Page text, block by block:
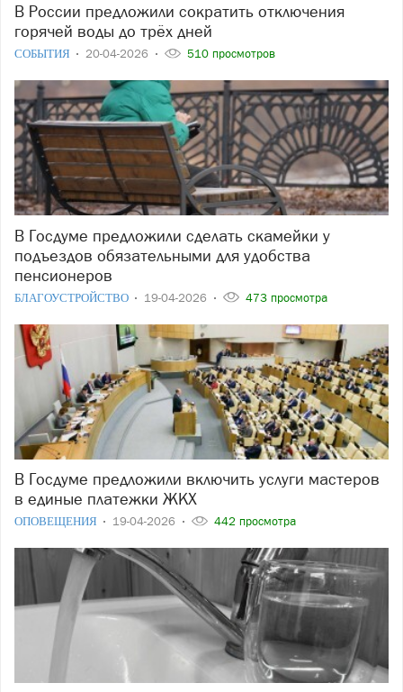
В России предложили сократить отключения
горячей воды до трёх дней
СОБЫТИЯ 20-04-2026 510 просмотров
В Госдуме предложили сделать скамейки у
подъездов обязательными для удобства
пенсионеров
БЛАГОУСТРОЙСТВО 19-04-2026 473 просмотра
В Госдуме предложили включить услуги мастеров
в единые платежки ЖКХ
ОПОВЕЩЕНИЯ 19-04-2026 442 просмотра